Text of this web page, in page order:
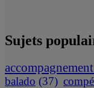
Sujets
balado (37)